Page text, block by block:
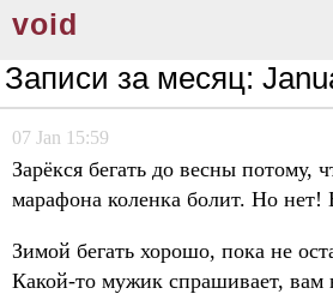
void
Записи за месяц:
07 Jan 15:59
Зарёкся бегать до весны потому,
марафона коленка болит. Но нет!
Зимой бегать хорошо, пока не
Какой-то мужик спрашивает, вам